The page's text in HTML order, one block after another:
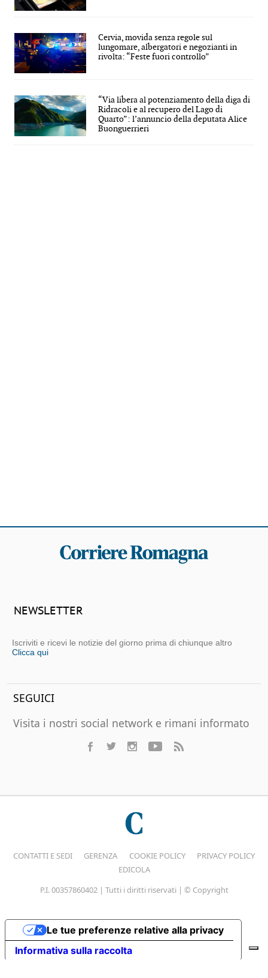
Cervia, movida senza regole sul
lungomare, albergatori e negozianti in
rivolta: “Feste fuori controllo”
“Via libera al potenziamento della diga di
Ridracoli e al recupero del Lago di
Quarto”: l’annuncio della deputata Alice
Buonguerrieri
NEWSLETTER
Iscriviti e ricevi le notizie del giorno prima di chiunque altro
Clicca qui
SEGUICI
Visita i nostri social network e rimani informato
CONTATTI E SEDI GERENZA COOKIE POLICY
PRIVACY POLICY
EDICOLA
P.I. 00357860402 | Tutti i diritti riservati | © Copyright
Informativa sulla raccolta
Le tue preferenze relative alla privacy